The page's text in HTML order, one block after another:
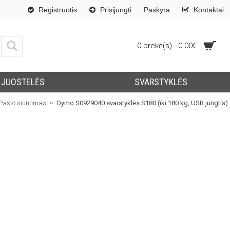
Registruotis Prisijungti Paskyra Kontaktai
0 prekė(s) - 0.00€
JUOSTELĖS SVARSTYKLĖS
siuntimas Dymo S0929040 svarstyklės S180 (iki 180 kg, USB jungtis)